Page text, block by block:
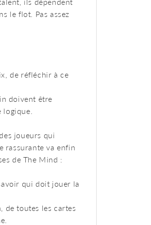
le flot. Pas assez
de réfléchir à ce
doivent être
joueurs qui
rassurante va enfin
de The Mind :
qui doit jouer la
de toutes les cartes